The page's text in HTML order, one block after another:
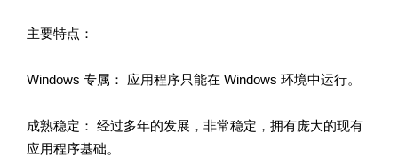
主要特点：
Windows 专属： 应用程序只能在 Windows 环境中运行。
成熟稳定： 经过多年的发展，非常稳定，拥有庞大的现有
应用程序基础。